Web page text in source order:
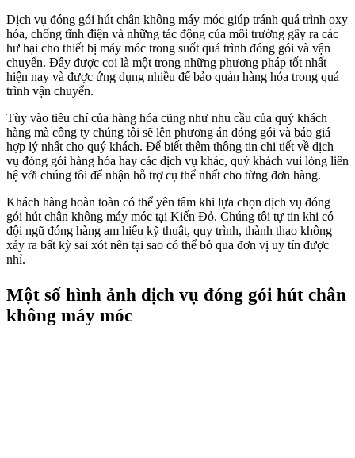
Dịch vụ đóng gói hút chân không máy móc giúp tránh quá trình oxy
hóa, chống tĩnh điện và những tác động của môi trường gây ra các
hư hại cho thiết bị máy móc trong suốt quá trình đóng gói và vận
chuyển. Đây được coi là một trong những phương pháp tốt nhất
hiện nay và được ứng dụng nhiều để bảo quản hàng hóa trong quá
trình vận chuyển.
Tùy vào tiêu chí của hàng hóa cũng như nhu cầu của quý khách
hàng mà công ty chúng tôi sẽ lên phương án đóng gói và báo giá
hợp lý nhất cho quý khách. Để biết thêm thông tin chi tiết về dịch
vụ đóng gói hàng hóa hay các dịch vụ khác, quý khách vui lòng liên
hệ với chúng tôi để nhận hỗ trợ cụ thể nhất cho từng đơn hàng.
Khách hàng hoàn toàn có thể yên tâm khi lựa chọn dịch vụ đóng
gói hút chân không máy móc tại Kiến Đỏ. Chúng tôi tự tin khi có
đội ngũ đóng hàng am hiểu kỹ thuật, quy trình, thành thạo không
xảy ra bất kỳ sai xót nên tại sao có thể bỏ qua đơn vị uy tín được
nhỉ.
​​​​​Một số hình ảnh dịch vụ đóng gói hút chân
không máy móc